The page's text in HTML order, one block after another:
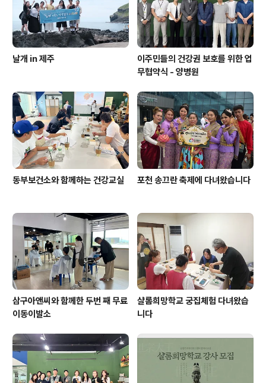
날개 in 제주
이주민들의 건강권 보호를 위한 업
무협약식 - 양병원
동부보건소와 함께하는 건강교실 포천 송끄란 축제에 다녀왔습니다
삼구아앤씨와 함께한 두번 째 무료
이동이발소
샬롬희망학교 궁집체험 다녀왔습
니다